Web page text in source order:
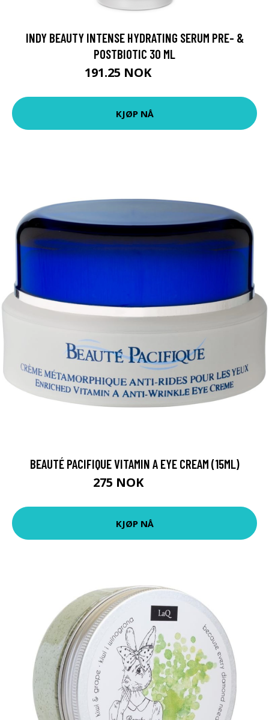
INDY BEAUTY INTENSE HYDRATING SERUM PRE- &
POSTBIOTIC 30 ML
191.25 NOK
KJØP NÅ
BEAUTÉ PACIFIQUE VITAMIN A EYE CREAM (15ML)
275 NOK
KJØP NÅ